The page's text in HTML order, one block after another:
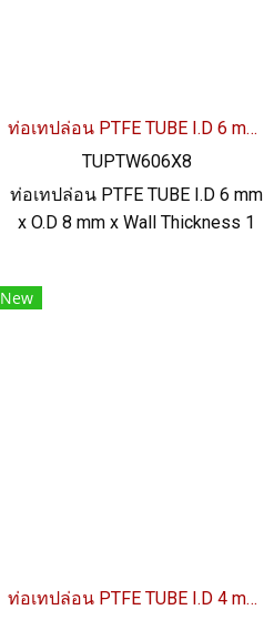
ท่อเทปล่อน PTFE TUBE I.D 6 mm x O.D 8 mm
TUPTW606X8
ท่อเทปล่อน PTFE TUBE I.D 6 mm
x O.D 8 mm x Wall Thickness 1
ลื่น (non-stick) ฟู้ดเกรด FDA ทน
New
ท่อเทปล่อน PTFE TUBE I.D 4 mm x O.D 6 mm